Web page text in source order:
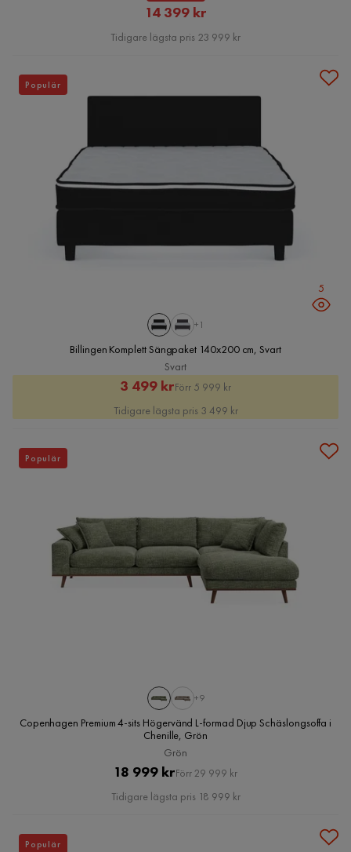
Rabatterat
Pris
14 399 kr
Tidigare lägsta pris 23 999 kr
5
+1
Billingen Komplett Sängpaket 140x200 cm, Svart
Svart
Rabatterat
Pris
3 499 krOriginal
Pris
Förr 5 999 kr
Tidigare lägsta pris 3 499 kr
Populär
+9
Copenhagen Premium 4-sits Högervänd L-formad Djup Schäslongsoffa i
Chenille, Grön
Grön
Pris
18 999 krOriginal
Pris
Förr 29 999 kr
Tidigare lägsta pris 18 999 kr
Populär
Populär